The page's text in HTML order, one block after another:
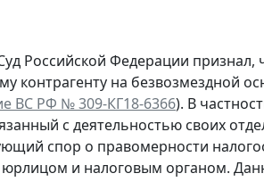
Российской Федерации
контрагенту на безвозмездной
ВC РФ № 309-КГ18-6366). В
с деятельностью своих
спор о правомерности
юрлицом и налоговым органом.